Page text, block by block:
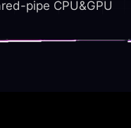
pipe CPU&GPU